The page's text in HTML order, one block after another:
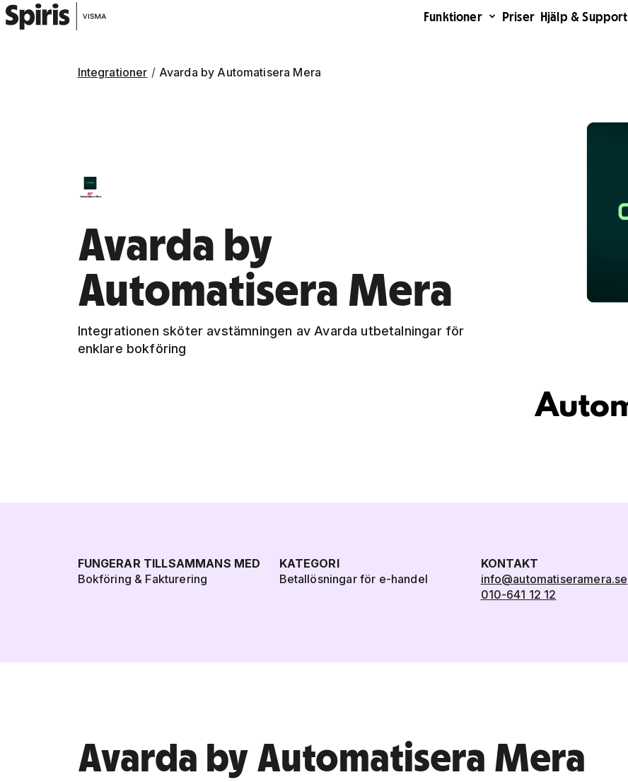
Funktioner Priser Hjälp & Support
Integrationer Avarda by Automatisera Mera
Avarda by
Automatisera Mera
Integrationen sköter avstämningen av Avarda utbetalningar för
enklare bokföring
FUNGERAR TILLSAMMANS MED
Bokföring & Fakturering
KATEGORI
Betallösningar för e-handel
KONTAKT
info@automatiseramera.se
010-641 12 12
Avarda by Automatisera Mera